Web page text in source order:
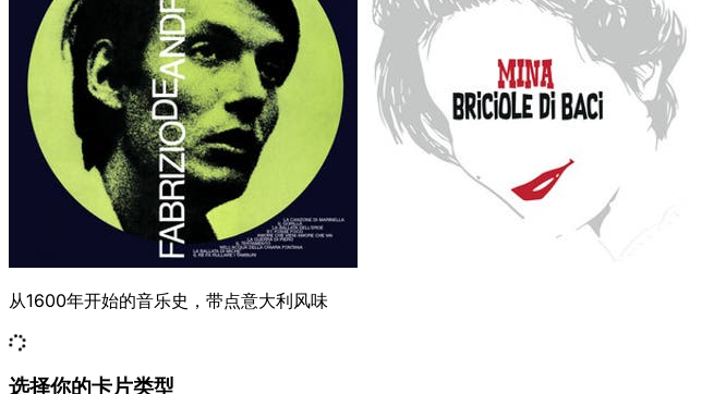
从1600年开始的音乐史，带点意大利风味
选择你的卡片类型